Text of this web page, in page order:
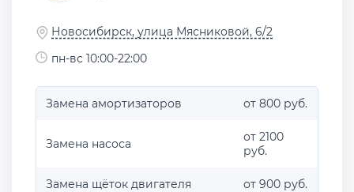
Новосибирск, улица Мясниковой, 6/2
пн-вс 10:00-22:00
Замена амортизаторов от 800 руб.
Замена насоса
от 2100
руб.
Замена щёток двигателя от 900 руб.